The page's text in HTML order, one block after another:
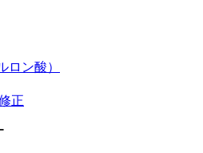
ロン酸）
正